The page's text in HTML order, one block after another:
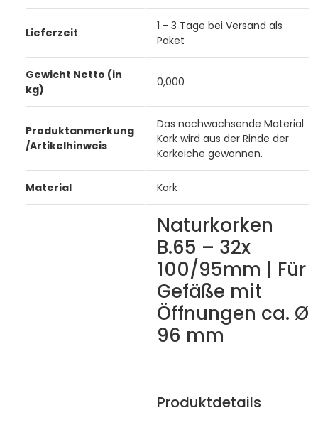
Lieferzeit
1 - 3 Tage bei Versand als
Paket
Gewicht Netto (in
kg)
0,000
Produktanmerkung
/Artikelhinweis
Das nachwachsende Material
Kork wird aus der Rinde der
Korkeiche gewonnen.
Material Kork
Naturkorken
B.65 – 32x
100/95mm | Für
Gefäße mit
Öffnungen ca. Ø
96 mm
Produktdetails